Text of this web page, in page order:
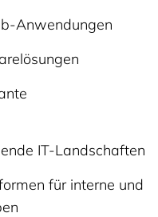
Anwendungen
IT-Landschaften
für interne und